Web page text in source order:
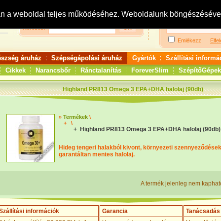
a weboldal teljes működéséhez. Weboldalunk
Keresés:
Bejelentkezés:
Emlékezz
áruház Szépségápolási áruház Gyártók Szállítási
Cikkek
Narancsbőr Ránctalanítás ForeverSlim SzépítőGépek
Highland PR813 Omega 3 EPA+DHA halolaj (90db)
» Termékek \
+
\
+ Highland PR813 Omega 3 EPA+DHA halolaj (90db)
Hideg tengeri halakból kivont, környezeti
garantáltan mentes halolaj.
A termék jelenleg nem
információk
Garancia
Tanácsadás